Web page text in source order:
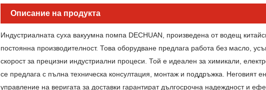
Описание на продукта
Индустриалната суха вакуумна помпа DECHUAN, произведена от водещ
постоянна производителност. Това оборудване предлага работа без масло,
скорост за прецизни индустриални процеси. Той е идеален за химикали,
се предлага с пълна техническа консултация, монтаж и поддръжка. Неговият
управление на веригата за доставки гарантират дългосрочна надеждност и